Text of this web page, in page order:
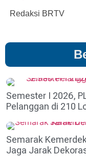
Redaksi BRTV
Semester I 2026,
Pelanggan di 210
Semarak
Jaga Jarak